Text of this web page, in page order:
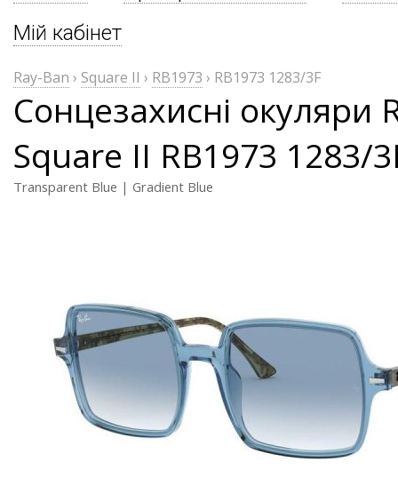
Мій кабінет
Ray-Ban › Square II › RB1973 › RB1973 1283/3F
Сонцезахисні окуляри
Square II RB1973 1283/
Transparent Blue | Gradient Blue